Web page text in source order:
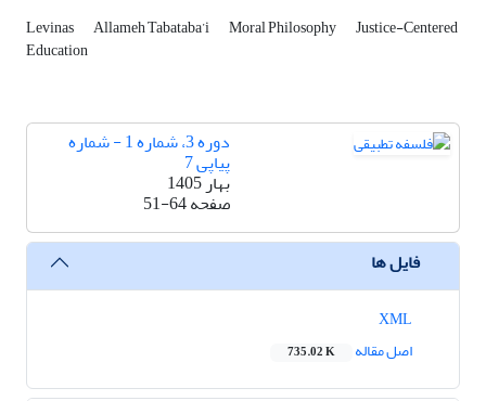
Levinas Allameh Tabataba’i Moral Philosophy Justice-Centered
Education
دوره 3، شماره 1 - شماره
پیاپی 7
بهار 1405
صفحه51-64
فایل ها
اصل مقاله
735.02 K